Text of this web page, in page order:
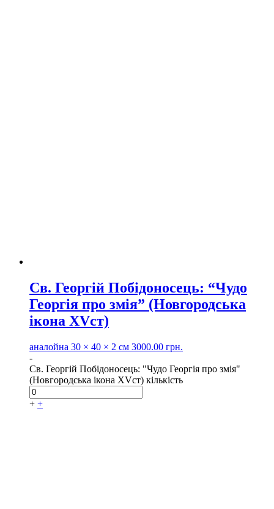
Св. Георгій Побідоносець: “Чудо
Георгія про змія” (Новгородська
ікона XVст)
аналойна 30 × 40 × 2 см 3000.00 грн.
-
Св. Георгій Побідоносець: "Чудо Георгія про змія"
(Новгородська ікона XVст) кількість
+ +